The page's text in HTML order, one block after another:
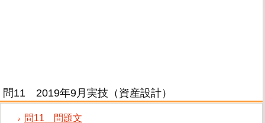
問11 2019年9月実技（資産設計）
問11 問題文